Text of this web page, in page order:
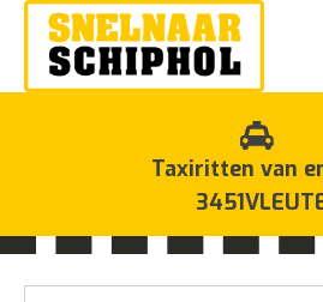
Taxiritten van